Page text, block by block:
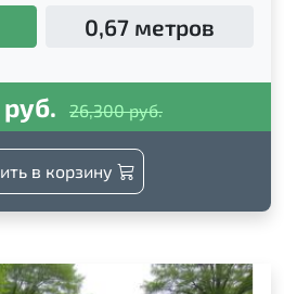
0,67 метров
26,300 руб.
в корзину